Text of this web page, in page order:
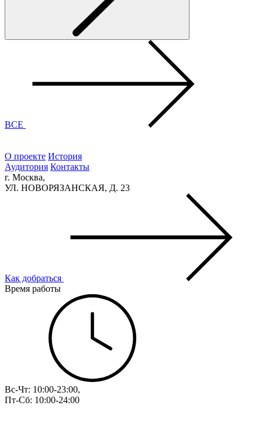
ВСЕ
О проекте История
Аудитория Контакты
г. Москва,
УЛ. НОВОРЯЗАНСКАЯ, Д. 23
Как добраться
Время работы
Вс-Чт: 10:00-23:00,
Пт-Сб: 10:00-24:00